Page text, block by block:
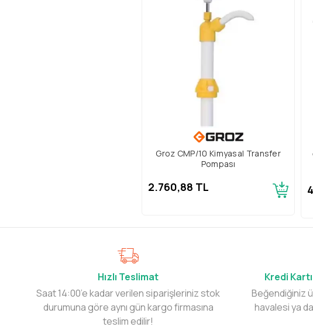
Groz CMP/10 Kimyasal Transfer
Pompası
2.760,88 TL
Hızlı Teslimat
Saat 14:00’e kadar verilen siparişleriniz stok
durumuna göre aynı gün kargo firmasına
teslim edilir!
Kredi
Beğendiğiniz
havalesi ya